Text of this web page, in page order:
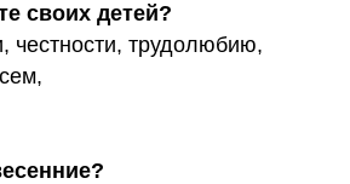
своих детей?
честности, трудолюбию,